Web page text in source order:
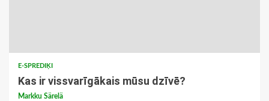
E-SPREDIĶI
Kas ir vissvarīgākais mūsu dzīvē?
Markku Särelä